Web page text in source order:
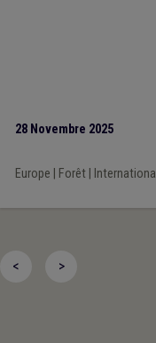
28 Novembre 2025
Europe Forêt| International
< >